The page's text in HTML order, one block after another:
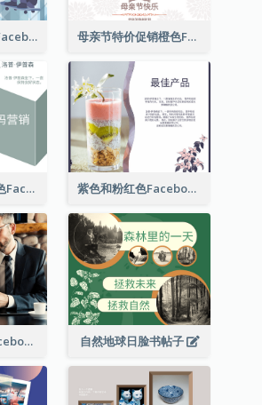
蓝色父亲节快乐Facebook帖子 母亲节特价促销橙色Facebook帖子
数字营销公司绿色Facebook帖子 紫色和粉红色Facebook帖子
商业解决方案Facebook帖子 自然地球日脸书帖子